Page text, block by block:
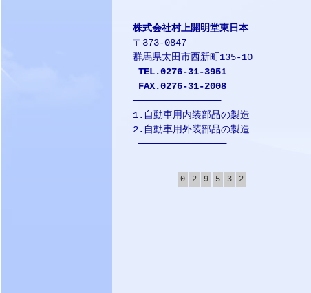
株式会社村上開明堂東日本
〒373-0847
群馬県太田市西新町135-10
TEL.0276-31-3951
FAX.0276-31-2008
────────────────
1.自動車用内装部品の製造
2.自動車用外装部品の製造
────────────────
0 2 9 5 3 2